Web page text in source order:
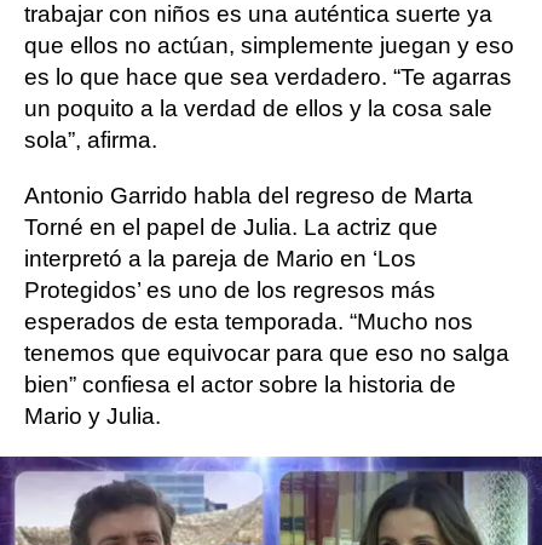
trabajar con niños es una auténtica suerte ya
que ellos no actúan, simplemente juegan y eso
es lo que hace que sea verdadero. “Te agarras
un poquito a la verdad de ellos y la cosa sale
sola”, afirma.
Antonio Garrido habla del regreso de Marta
Torné en el papel de Julia. La actriz que
interpretó a la pareja de Mario en ‘Los
Protegidos’ es uno de los regresos más
esperados de esta temporada. “Mucho nos
tenemos que equivocar para que eso no salga
bien” confiesa el actor sobre la historia de
Mario y Julia.
¿Cómo será la Academia A.D.N.? El actor ha
podido desvelar que llegarán más poderes a